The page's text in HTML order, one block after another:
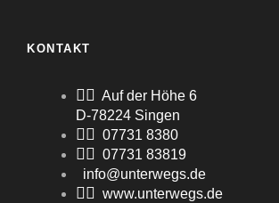
KONTAKT
Auf der Höhe 6
D-78224 Singen
07731 8380
07731 83819
info@unterwegs.de
www.unterwegs.de